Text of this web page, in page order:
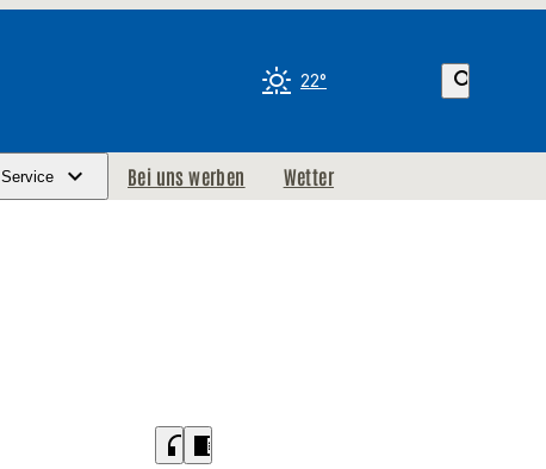
22° search
Service Bei uns werben Wetter
headphones chrome_reader_mode